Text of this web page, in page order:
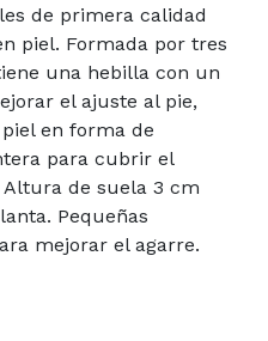
de primera calidad
piel. Formada por tres
una hebilla con un
el ajuste al pie,
en forma de
para cubrir el
de suela 3 cm
Pequeñas
mejorar el agarre.